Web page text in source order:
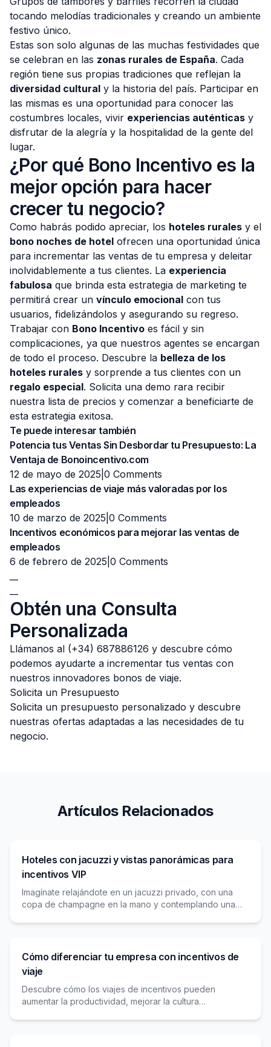
tocando melodías tradicionales y creando un ambiente
festivo único.
Estas son solo algunas de las muchas festividades que
se celebran en las zonas rurales de España. Cada
región tiene sus propias tradiciones que reflejan la
diversidad cultural y la historia del país. Participar en
las mismas es una oportunidad para conocer las
costumbres locales, vivir experiencias auténticas y
disfrutar de la alegría y la hospitalidad de la gente del
lugar.
¿Por qué Bono Incentivo es la
mejor opción para hacer
crecer tu negocio?
Como habrás podido apreciar, los hoteles rurales y el
bono noches de hotel ofrecen una oportunidad única
para incrementar las ventas de tu empresa y deleitar
inolvidablemente a tus clientes. La experiencia
fabulosa que brinda esta estrategia de marketing te
permitirá crear un vínculo emocional con tus
usuarios, fidelizándolos y asegurando su regreso.
Trabajar con Bono Incentivo es fácil y sin
complicaciones, ya que nuestros agentes se encargan
de todo el proceso. Descubre la belleza de los
hoteles rurales y sorprende a tus clientes con un
regalo especial. Solicita una demo rara recibir
nuestra lista de precios y comenzar a beneficiarte de
esta estrategia exitosa.
Te puede interesar también
Potencia tus Ventas Sin Desbordar tu Presupuesto: La
Ventaja de Bonoincentivo.com
12 de mayo de 2025| 0 Comments
Las experiencias de viaje más valoradas por los
empleados
10 de marzo de 2025| 0 Comments
Incentivos económicos para mejorar las ventas de
empleados
6 de febrero de 2025| 0 Comments
Obtén una Consulta
Personalizada
Llámanos al (+34) 687886126 y descubre cómo
podemos ayudarte a incrementar tus ventas con
nuestros innovadores bonos de viaje.
Solicita un Presupuesto
Solicita un presupuesto personalizado y descubre
nuestras ofertas adaptadas a las necesidades de tu
negocio.
Artículos Relacionados
Hoteles con jacuzzi y vistas panorámicas para
incentivos VIP
Imagínate relajándote en un jacuzzi privado, con una
copa de champagne en la mano y contemplando una
Cómo diferenciar tu empresa con incentivos de
viaje
Descubre cómo los viajes de incentivos pueden
aumentar la productividad, mejorar la cultura